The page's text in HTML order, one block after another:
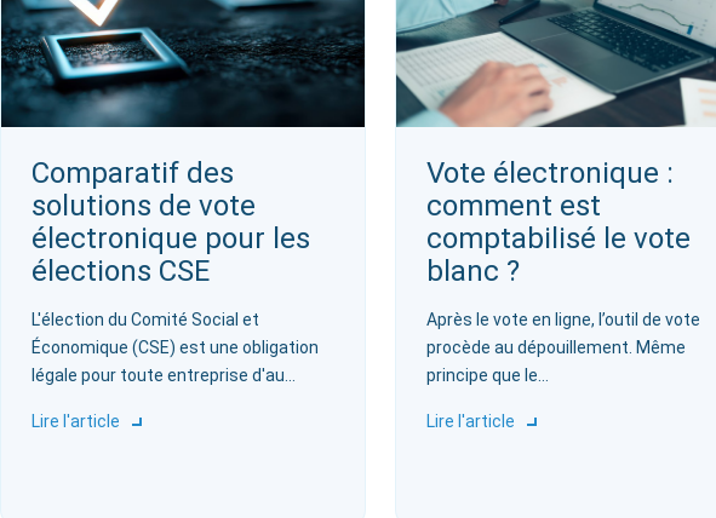
Comparatif des
solutions de vote
électronique pour les
élections CSE
L'élection du Comité Social et
Économique (CSE) est une obligation
légale pour toute entreprise d'au…
Lire l'article
Vote électronique :
comment est
comptabilisé le vote
blanc ?
Après le vote en ligne, l’outil de vote
procède au dépouillement. Même
principe que le…
Lire l'article